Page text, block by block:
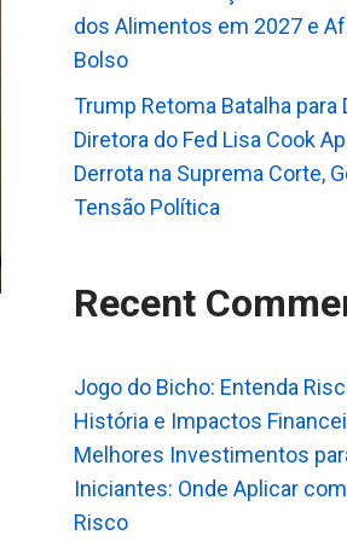
dos Alimentos em 2027 e
Bolso
Trump Retoma Batalha para
Diretora do Fed Lisa Cook
Derrota na Suprema Corte,
Tensão Política
Recent
Jogo do Bicho: Entenda
História e Impactos
Melhores Investimentos
Iniciantes: Onde Aplicar
Risco